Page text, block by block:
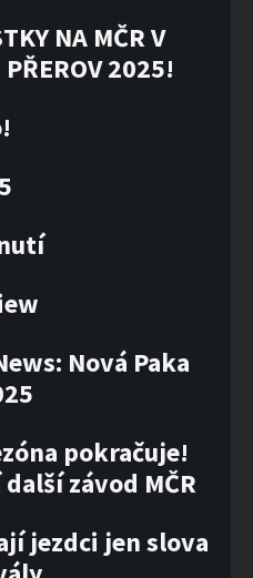
NA MČR V
2025!
Nová Paka
pokračuje!
závod MČR
jezdci jen slova